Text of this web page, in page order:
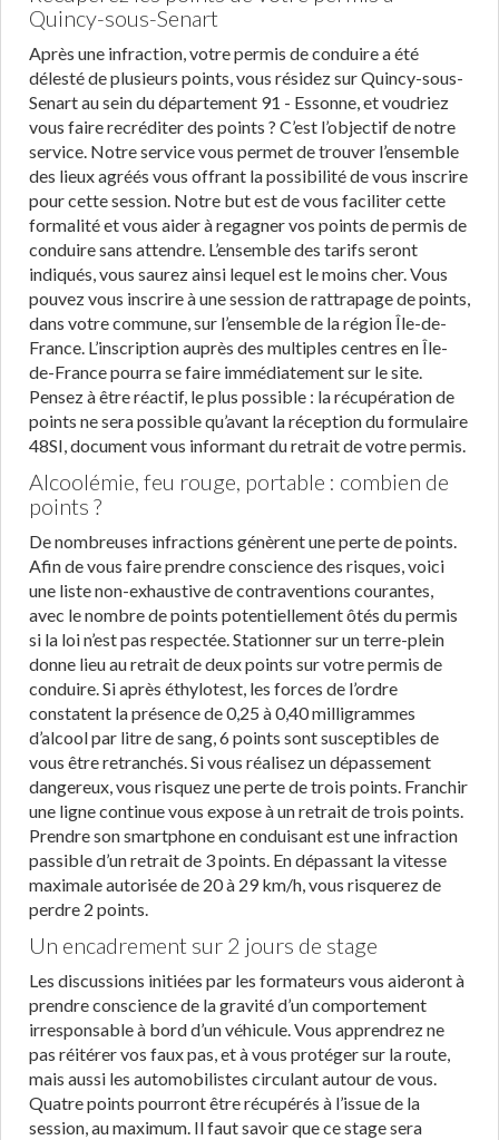
Quincy-sous-Senart
Après une infraction, votre permis de conduire a été
délesté de plusieurs points, vous résidez sur Quincy-sous-
Senart au sein du département 91 - Essonne, et voudriez
vous faire recréditer des points ? C’est l’objectif de notre
service. Notre service vous permet de trouver l’ensemble
des lieux agréés vous offrant la possibilité de vous inscrire
pour cette session. Notre but est de vous faciliter cette
formalité et vous aider à regagner vos points de permis de
conduire sans attendre. L’ensemble des tarifs seront
indiqués, vous saurez ainsi lequel est le moins cher. Vous
pouvez vous inscrire à une session de rattrapage de points,
dans votre commune, sur l’ensemble de la région Île-de-
France. L’inscription auprès des multiples centres en Île-
de-France pourra se faire immédiatement sur le site.
Pensez à être réactif, le plus possible : la récupération de
points ne sera possible qu’avant la réception du formulaire
48SI, document vous informant du retrait de votre permis.
Alcoolémie, feu rouge, portable : combien de
points ?
De nombreuses infractions génèrent une perte de points.
Afin de vous faire prendre conscience des risques, voici
une liste non-exhaustive de contraventions courantes,
avec le nombre de points potentiellement ôtés du permis
si la loi n’est pas respectée. Stationner sur un terre-plein
donne lieu au retrait de deux points sur votre permis de
conduire. Si après éthylotest, les forces de l’ordre
constatent la présence de 0,25 à 0,40 milligrammes
d’alcool par litre de sang, 6 points sont susceptibles de
vous être retranchés. Si vous réalisez un dépassement
dangereux, vous risquez une perte de trois points. Franchir
une ligne continue vous expose à un retrait de trois points.
Prendre son smartphone en conduisant est une infraction
passible d’un retrait de 3 points. En dépassant la vitesse
maximale autorisée de 20 à 29 km/h, vous risquerez de
perdre 2 points.
Un encadrement sur 2 jours de stage
Les discussions initiées par les formateurs vous aideront à
prendre conscience de la gravité d’un comportement
irresponsable à bord d’un véhicule. Vous apprendrez ne
pas réitérer vos faux pas, et à vous protéger sur la route,
mais aussi les automobilistes circulant autour de vous.
Quatre points pourront être récupérés à l’issue de la
session, au maximum. Il faut savoir que ce stage sera